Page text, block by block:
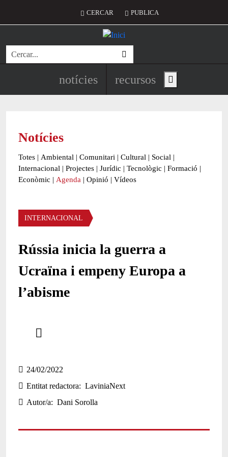
Menú del compte d'usuari
CERCAR PUBLICA
Cerca
Navegació principal de
notícies recursos Show main menu
Notícies
Totes | Ambiental | Comunitari | Cultural | Social |
Internacional | Projectes | Jurídic | Tecnològic | Formació |
Econòmic | Agenda | Opinió | Vídeos
Àmbit de la notícia
INTERNACIONAL
Rússia inicia la guerra a
Ucraïna i empeny Europa a
l’abisme
24/02/2022
Entitat redactora
LaviniaNext
Autor/a
Dani Sorolla